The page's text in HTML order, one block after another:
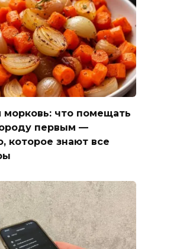
морковь: что помещать
первым —
которое знают все